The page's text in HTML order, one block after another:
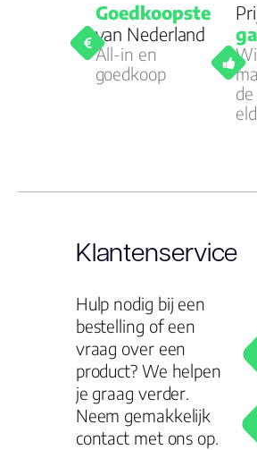
Goedkoopste
van Nederland
All-in en
goedkoop
Klantenservice
Hulp nodig bij een
bestelling of een
vraag over een
product? We helpen
je graag verder.
Neem gemakkelijk
contact met ons op.